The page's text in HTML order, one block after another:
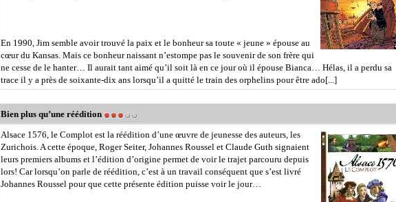
En 1990, Jim semble avoir trouvé la paix et le bonheur sa toute « jeune » épouse au
cœur du Kansas. Mais ce bonheur naissant n’estompe pas le souvenir de son frère qui
ne cesse de le hanter… Il aurait tant aimé qu’il soit là en ce jour où il épouse Bianca… Hélas, il a perdu sa
trace il y a près de soixante-dix ans lorsqu’il a quitté le train des orphelins pour être ado[...]
Bien plus qu’une réédition
Alsace 1576, le Complot est la réédition d’une œuvre de jeunesse des auteurs, les
Zurichois. A cette époque, Roger Seiter, Johannes Roussel et Claude Guth signaient
leurs premiers albums et l’édition d’origine permet de voir le trajet parcouru depuis
lors! Car lorsqu’on parle de réédition, c’est à un travail conséquent que s’est livré
Johannes Roussel pour que cette présente édition puisse voir le jour…